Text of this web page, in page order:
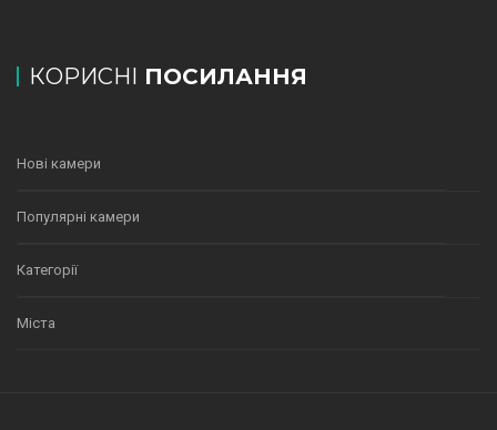
КОРИСНІ ПОСИЛАННЯ
Нові камери
Популярні камери
Категорії
Міста